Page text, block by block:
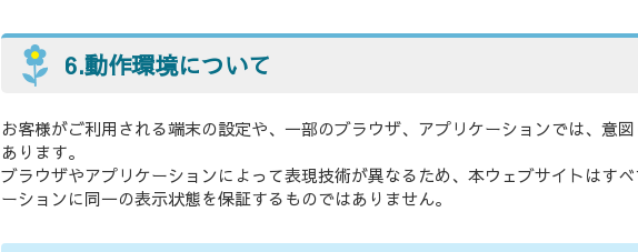
6.動作環境について
お客様がご利用される端末の設定や、一部のブラウザ、アプリケーションでは、意
あります。
ブラウザやアプリケーションによって表現技術が異なるため、本ウェブサイトはす
ーションに同一の表示状態を保証するものではありません。